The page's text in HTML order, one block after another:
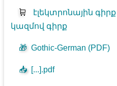
🛒 էլեկտրոնային գիրք
կազմով գիրք
🎁 Gothic-German (PDF)
📥 [...].pdf